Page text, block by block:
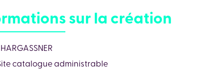
sur la création
catalogue administrable